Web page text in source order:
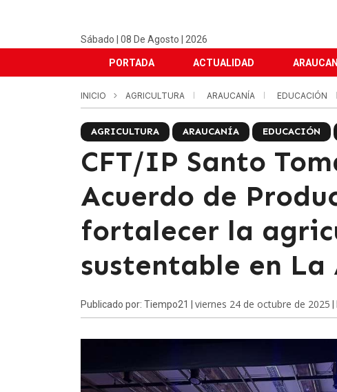
Sábado | 08 De Agosto | 2026
PORTADA ACTUALIDAD
INICIO AGRICULTURA ARAUCANÍA EDUCACIÓN
AGRICULTURA ARAUCANÍA EDUCACIÓN
CFT/IP Santo
Acuerdo de
fortalecer la
sustentable en La
Publicado por: Tiempo21 | viernes 24 de octubre de 2025